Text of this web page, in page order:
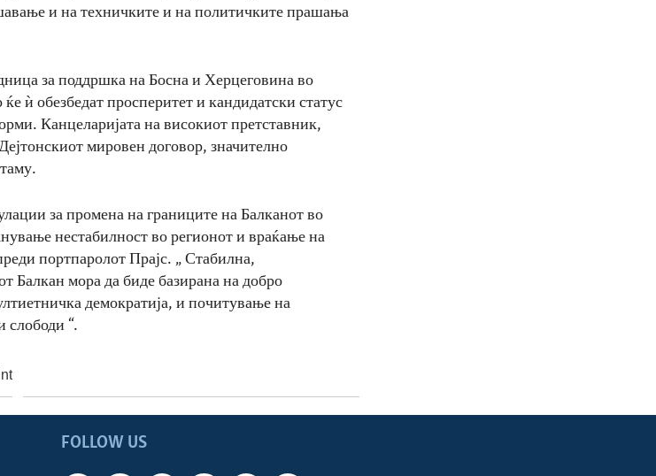
и на техничките и на политичките прашања
за поддршка на Босна и Херцеговина во
ѝ обезбедат просперитет и кандидатски статус
Канцеларијата на високиот претставник,
мировен договор, значително
за промена на границите на Балканот во
нестабилност во регионот и враќање на
портпаролот Прајс. „ Стабилна,
Балкан мора да биде базирана на добро
демократија, и почитување на
слободи “.
FOLLOW US